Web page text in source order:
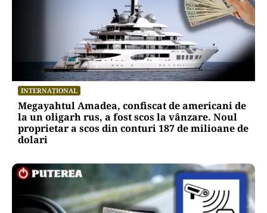
INTERNAȚIONAL
Megayahtul Amadea, confiscat de americani de
la un oligarh rus, a fost scos la vânzare. Noul
proprietar a scos din conturi 187 de milioane de
dolari